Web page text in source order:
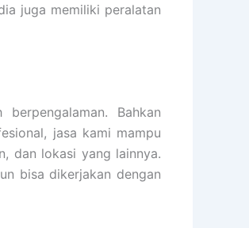
juga memiliki peralatan
Bahkan
jasa kami mampu
dan lokasi yang lainnya.
bisa dikerjakan dengan